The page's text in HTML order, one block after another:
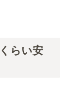
らい安